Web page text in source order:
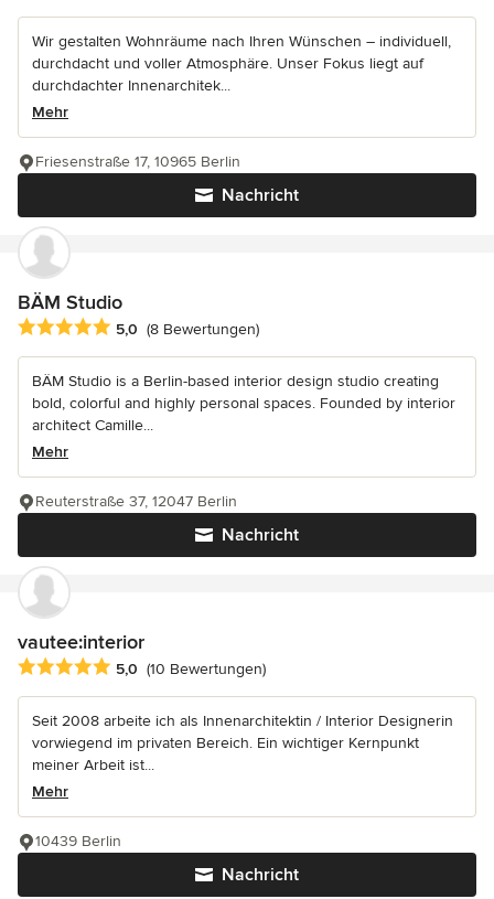
Wir gestalten Wohnräume nach Ihren Wünschen – individuell,
durchdacht und voller Atmosphäre. Unser Fokus liegt auf
durchdachter Innenarchitek...
Mehr
Nachricht
Friesenstraße 17, 10965 Berlin
BÄM Studio
Durchschnittliche Bewertung: 5 von 5 Sternen
5,0 (8 Bewertungen)
BÄM Studio is a Berlin-based interior design studio creating
bold, colorful and highly personal spaces. Founded by interior
architect Camille...
Mehr
Nachricht
Reuterstraße 37, 12047 Berlin
vautee:interior
Durchschnittliche Bewertung: 5 von 5 Sternen
5,0 (10 Bewertungen)
Seit 2008 arbeite ich als Innenarchitektin / Interior Designerin
vorwiegend im privaten Bereich. Ein wichtiger Kernpunkt
meiner Arbeit ist...
Mehr
Nachricht
10439 Berlin